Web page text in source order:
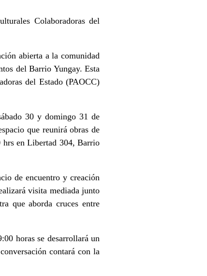
Colaboradoras del
abierta a la comunidad
del Barrio Yungay. Esta
del Estado (PAOCC)
30 y domingo 31 de
que reunirá obras de
hrs en Libertad 304, Barrio
de encuentro y creación
visita mediada junto
que aborda cruces entre
horas se desarrollará un
contará con la